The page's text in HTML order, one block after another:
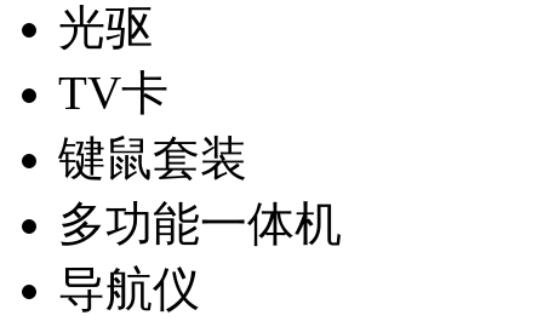
光驱
TV卡
键鼠套装
多功能一体机
导航仪